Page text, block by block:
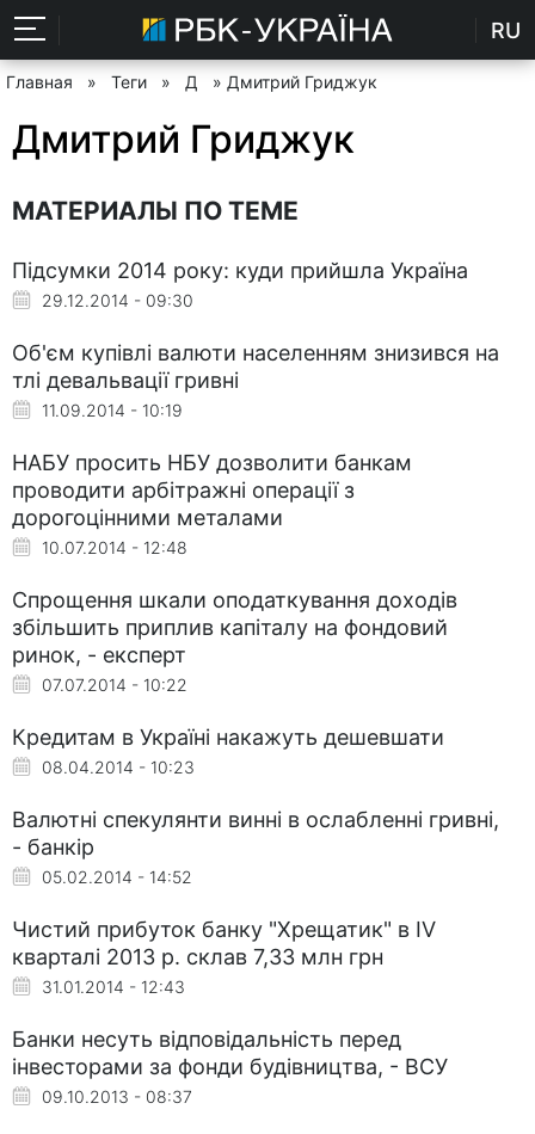
RU
Главная » Теги » Д » Дмитрий Гриджук
Дмитрий Гриджук
МАТЕРИАЛЫ ПО ТЕМЕ
Підсумки 2014 року: куди прийшла Україна
29.12.2014 - 09:30
Об'єм купівлі валюти населенням знизився на
тлі девальвації гривні
11.09.2014 - 10:19
НАБУ просить НБУ дозволити банкам
проводити арбітражні операції з
дорогоцінними металами
10.07.2014 - 12:48
Спрощення шкали оподаткування доходів
збільшить приплив капіталу на фондовий
ринок, - експерт
07.07.2014 - 10:22
Кредитам в Україні накажуть дешевшати
08.04.2014 - 10:23
Валютні спекулянти винні в ослабленні гривні,
- банкір
05.02.2014 - 14:52
Чистий прибуток банку "Хрещатик" в IV
кварталі 2013 р. склав 7,33 млн грн
31.01.2014 - 12:43
Банки несуть відповідальність перед
інвесторами за фонди будівництва, - ВСУ
09.10.2013 - 08:37